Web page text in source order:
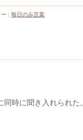
: 毎日のみ言葉
時に聞き入れられた。